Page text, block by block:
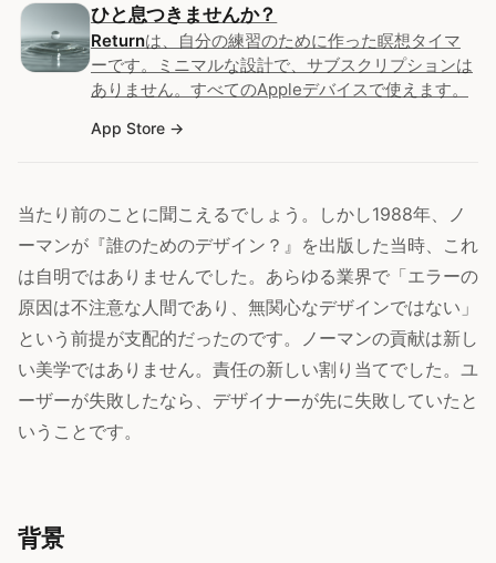
ひと息つきませんか？
Returnは、自分の練習のために作った瞑想タイマ
ーです。ミニマルな設計で、サブスクリプションは
ありません。すべてのAppleデバイスで使えます。
App Store
当たり前のことに聞こえるでしょう。しかし1988年、ノ
ーマンが『誰のためのデザイン？』を出版した当時、これ
は自明ではありませんでした。あらゆる業界で「エラーの
原因は不注意な人間であり、無関心なデザインではない」
という前提が支配的だったのです。ノーマンの貢献は新し
い美学ではありません。責任の新しい割り当てでした。ユ
ーザーが失敗したなら、デザイナーが先に失敗していたと
いうことです。
背景